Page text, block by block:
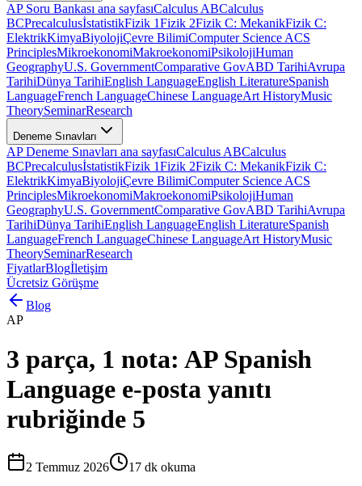
AP Soru Bankası ana sayfasıCalculus ABCalculus
BCPrecalculusİstatistikFizik 1Fizik 2Fizik C: MekanikFizik C:
ElektrikKimyaBiyolojiÇevre BilimiComputer Science ACS
PrinciplesMikroekonomiMakroekonomiPsikolojiHuman
GeographyU.S. GovernmentComparative GovABD TarihiAvrupa
TarihiDünya TarihiEnglish LanguageEnglish LiteratureSpanish
LanguageFrench LanguageChinese LanguageArt HistoryMusic
TheorySeminarResearch
Deneme Sınavları
AP Deneme Sınavları ana sayfasıCalculus ABCalculus
BCPrecalculusİstatistikFizik 1Fizik 2Fizik C: MekanikFizik C:
ElektrikKimyaBiyolojiÇevre BilimiComputer Science ACS
PrinciplesMikroekonomiMakroekonomiPsikolojiHuman
GeographyU.S. GovernmentComparative GovABD TarihiAvrupa
TarihiDünya TarihiEnglish LanguageEnglish LiteratureSpanish
LanguageFrench LanguageChinese LanguageArt HistoryMusic
TheorySeminarResearch
FiyatlarBlogİletişim
Ücretsiz Görüşme
Blog
AP
3 parça, 1 nota: AP Spanish
Language e-posta yanıtı
rubriğinde 5
2 Temmuz 2026 17 dk okuma